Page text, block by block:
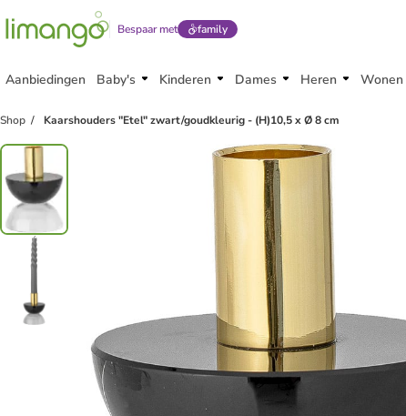
Bespaar met family
Aanbiedingen Baby's Kinderen Dames Heren Wonen
Shop Kaarshouders "Etel" zwart/goudkleurig - (H)10,5 x Ø 8 cm
familykorting